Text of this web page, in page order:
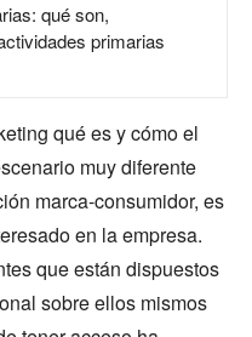
qué son,
primarias
qué es y cómo el
muy diferente
marca-consumidor, es
en la empresa.
que están dispuestos
sobre ellos mismos